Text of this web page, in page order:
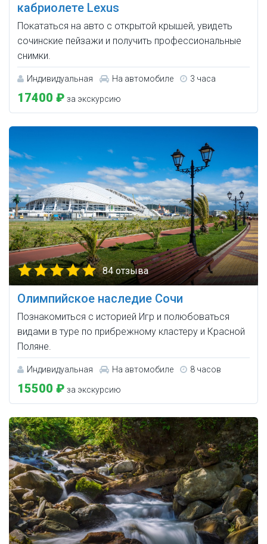
кабриолете Lexus
Покататься на авто с открытой крышей, увидеть
сочинские пейзажи и получить профессиональные
снимки.
Индивидуальная На автомобиле 3 часа
17400 ₽ за экскурсию
84 отзыва
Олимпийское наследие Сочи
Познакомиться с историей Игр и полюбоваться
видами в туре по прибрежному кластеру и Красной
Поляне.
Индивидуальная На автомобиле 8 часов
15500 ₽ за экскурсию